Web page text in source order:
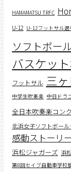
HAMAMATSU TRFC
U-12 U-12フットサル
ソフトボー
バスケッ
フットサル 三
中学生吹奏楽 中日ドラ
全日本吹奏楽コン
北浜女子ソフトボー
感動ストーリ
浜松ジャガーズ 浜
第8回セイブ自動車学校